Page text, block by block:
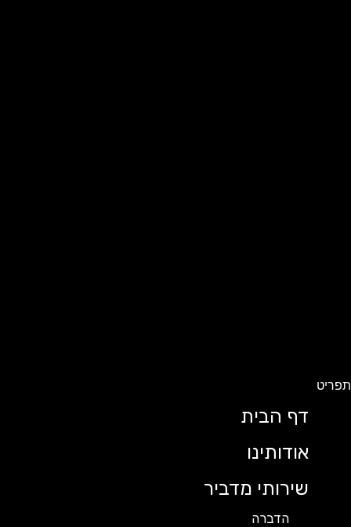
תפריט
דף הבית
אודותינו
שירותי מדביר
הדברה